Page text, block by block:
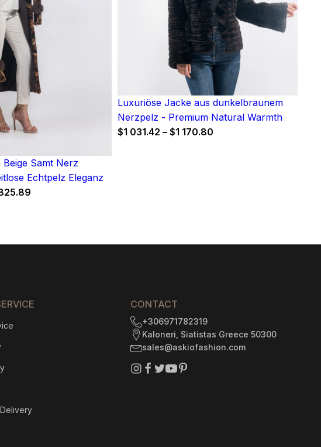
Samt Nerz
Echtpelz Eleganz
Luxuriöse Jacke aus dunkelbraunem
Nerzpelz - Premium Natural Warmth
$1 031.42 – $1 170.80Price
CONTACT
+306971782319
Kaloneri, Siatistas Greece 50300
sales@askiofashion.com